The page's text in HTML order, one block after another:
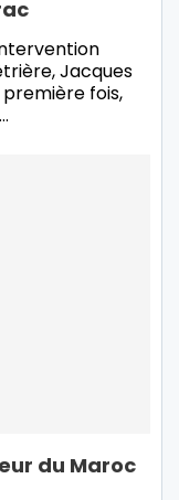
Jacques
fois,
…
du Maroc